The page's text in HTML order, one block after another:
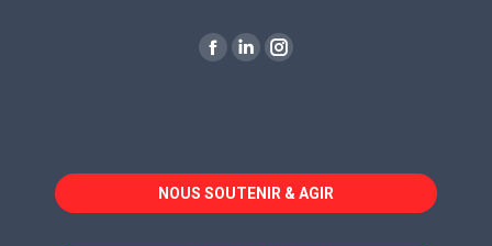
La
dans
une
La
dans
une
La
dans
une
NOUS SOUTENIR & AGIR